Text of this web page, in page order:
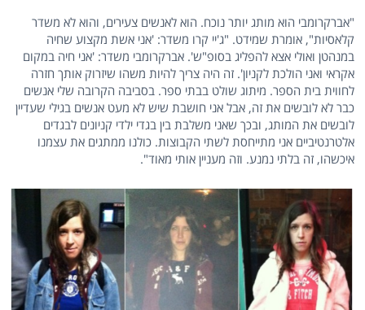
"אברקרומבי הוא מותג יותר נוכח. הוא לאנשים צעירים, והוא לא משדר
קלאסיות", אומרת שמידט. "ג'יי קרו משדר: 'אני אשת מקצוע שחיה
במנהטן ואולי אצא להפליג בסופ"ש'. אברקרומבי משדר: 'אני חיה במקום
אקראי ואני הולכת לקניון'. זה היה צריך להיות משהו שיזרוק אותך חזרה
לחווית בית הספר. מיתוג שולט בבתי ספר. בסביבה הקרובה שלי אנשים
כבר לא לובשים את זה, אבל אני חושבת שיש לא מעט אנשים בגילי שעדיין
לובשים את המותג, ובכך שאני משלבת בין בגדי ילדי קניונים לבגדים
אלטרנטיביים אני מתייחסת לשתי הקבוצות. כולנו ממתגים את עצמנו
איכשהו, זה בלתי נמנע. וזה מעניין אותי מאוד".